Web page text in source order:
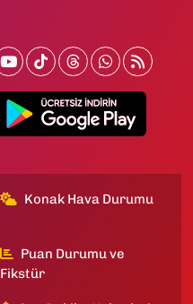
Konak Hava Durumu
Puan Durumu ve
Fikstür